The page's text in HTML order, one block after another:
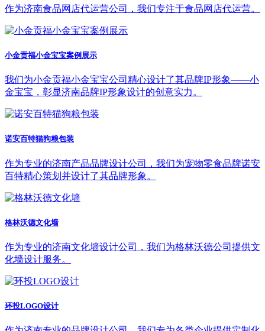
作为济南食品网店代运营公司，我们专注于食品网店代运营。
小金贡福小金宝宝案例展示
我们为小金贡福小金宝宝公司精心设计了其品牌IP形象——小
金宝宝，彰显济南品牌IP形象设计的创意实力。
诺安百特猫狗粮包装
作为专业的济南产品品牌设计公司，我们为宠物零食品牌诺安
百特精心策划并设计了其品牌形象。
格林沃德文化墙
作为专业的济南文化墙设计公司，我们为格林沃德公司提供文
化墙设计服务。
环投LOGO设计